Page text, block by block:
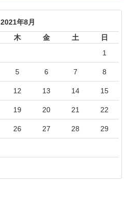
2021年8月
木 金 土 日
1
5 6 7 8
12 13 14 15
19 20 21 22
26 27 28 29